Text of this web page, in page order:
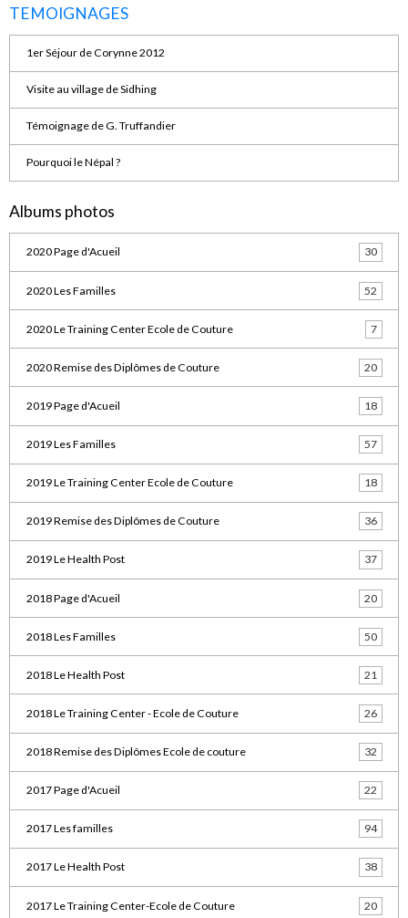
TEMOIGNAGES
1er Séjour de Corynne 2012
Visite au village de Sidhing
Témoignage de G. Truffandier
Pourquoi le Népal ?
Albums photos
2020 Page d'Acueil 30
2020 Les Familles 52
2020 Le Training Center Ecole de Couture 7
2020 Remise des Diplômes de Couture 20
2019 Page d'Acueil 18
2019 Les Familles 57
2019 Le Training Center Ecole de Couture 18
2019 Remise des Diplômes de Couture 36
2019 Le Health Post 37
2018 Page d'Acueil 20
2018 Les Familles 50
2018 Le Health Post 21
2018 Le Training Center - Ecole de Couture 26
2018 Remise des Diplômes Ecole de couture 32
2017 Page d'Acueil 22
2017 Les familles 94
2017 Le Health Post 38
2017 Le Training Center-Ecole de Couture 20